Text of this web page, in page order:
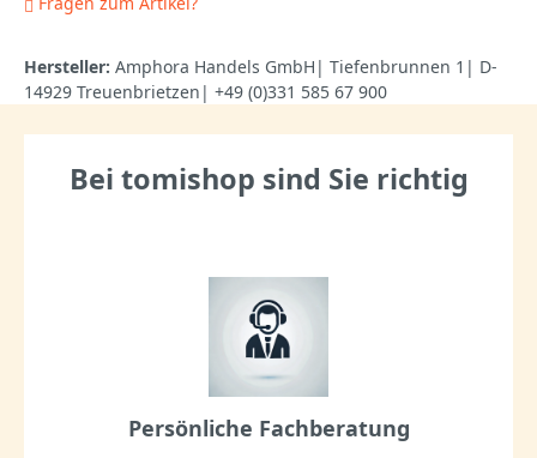
Hersteller: Amphora Handels GmbH| Tiefenbrunnen 1| D-
14929 Treuenbrietzen| +49 (0)331 585 67 900
Bei tomishop sind Sie richtig
Persönliche Fachberatung